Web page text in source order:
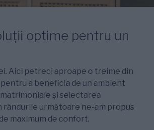
optime pentru un
Aici petreci aproape o treime din
a beneficia de un ambient
şi selectarea
următoare ne-am propus
maximum de confort.